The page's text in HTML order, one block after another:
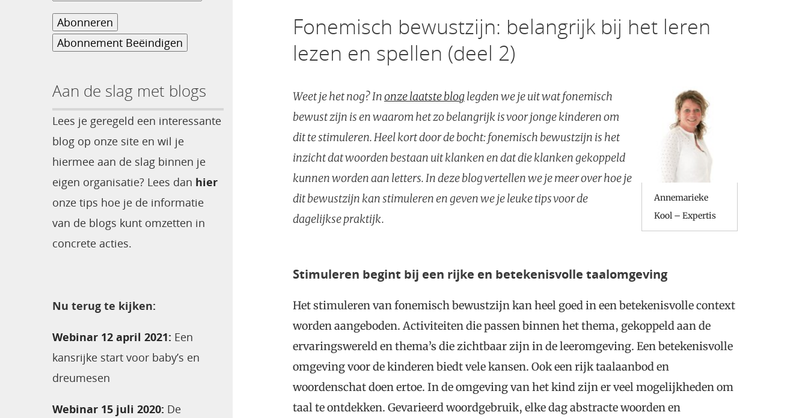
Aan de slag met blogs
Lees je geregeld een interessante
blog op onze site en wil je
hiermee aan de slag binnen je
eigen organisatie? Lees dan hier
onze tips hoe je de informatie
van de blogs kunt omzetten in
concrete acties.
Nu terug te kijken:
Webinar 12 april 2021: Een
kansrijke start voor baby’s en
dreumesen
Webinar 15 juli 2020: De
Fonemisch bewustzijn: belangrijk bij het leren
lezen en spellen (deel 2)
Annemarieke
Kool – Expertis
Weet je het nog? Inonze laatste bloglegden we je uit wat fonemisch
bewust zijn is en waarom het zo belangrijk is voor jonge kinderen om
dit te stimuleren. Heel kort door de bocht: fonemisch bewustzijn is het
inzicht dat woorden bestaan uit klanken en dat die klanken gekoppeld
kunnen worden aan letters. In deze blog vertellen we je meer over hoe je
dit bewustzijn kan stimuleren en geven we je leuke tips voor de
dagelijkse praktijk.
Stimuleren begint bij een rijke en betekenisvolle taalomgeving
Het stimuleren van fonemisch bewustzijn kan heel goed in een betekenisvolle context
worden aangeboden. Activiteiten die passen binnen het thema, gekoppeld aan de
ervaringswereld en thema’s die zichtbaar zijn in de leeromgeving. Een betekenisvolle
omgeving voor de kinderen biedt vele kansen. Ook een rijk taalaanbod en
woordenschat doen ertoe. In de omgeving van het kind zijn er veel mogelijkheden om
taal te ontdekken. Gevarieerd woordgebruik, elke dag abstracte woorden en